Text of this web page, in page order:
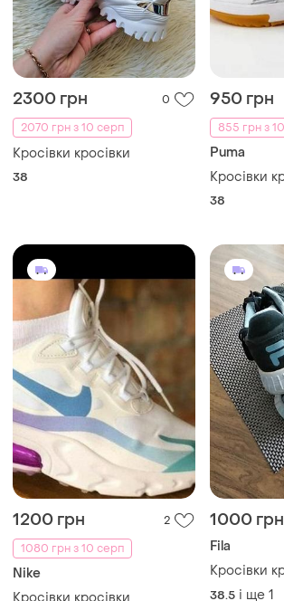
2300 грн
0
2070 грн з 10 серп
Кросівки кросівки
38
950 грн
855 грн з
Puma
Кросівки
38
1200 грн
2
1080 грн з 10 серп
Nike
Кросівки кросівки
1000 грн
Fila
Кросівки
38.5 і ще 1